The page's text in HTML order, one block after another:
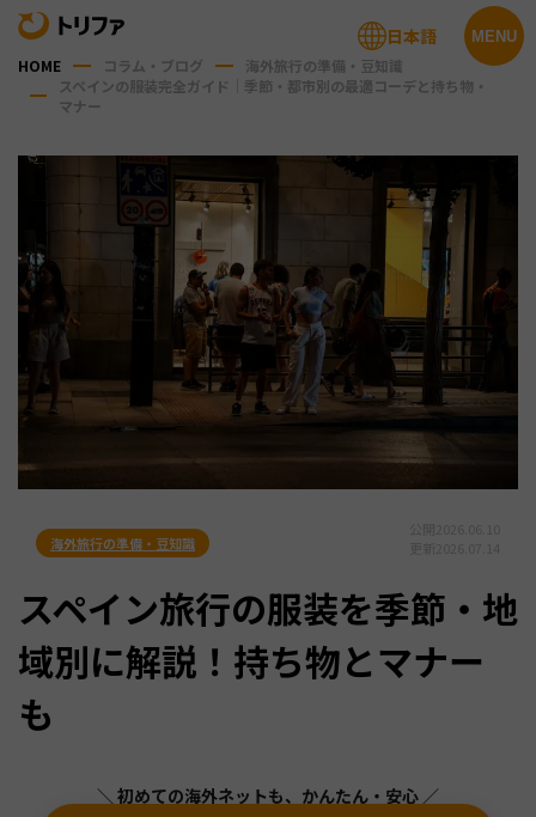
MENU
日本語
HOME コラム・ブログ
海外旅行の準備・豆知識
スペインの服装完全ガイド｜季節・都市別の最適コーデと持ち物・
マナー
海外旅行の準備・豆知識
スペイン旅行の服装を季節・地
域別に解説！持ち物とマナー
も
＼ 初めての海外ネットも、かんたん・安心 ／